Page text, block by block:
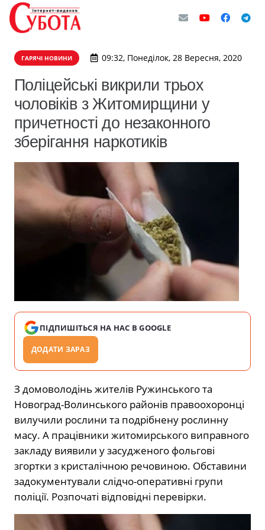
ГАРЯЧІ НОВИНИ 09:32, Понеділок, 28 Вересня, 2020
Поліцейські викрили трьох
чоловіків з Житомирщини у
причетності до незаконного
зберігання наркотиків
ПІДПИШІТЬСЯ НА НАС В GOOGLE
ДОДАТИ ЗАРАЗ
З домоволодінь жителів Ружинського та
Новоград-Волинського районів правоохоронці
вилучили рослини та подрібнену рослинну
масу. А працівники житомирського виправного
закладу виявили у засудженого фольгові
згортки з кристалічною речовиною. Обставини
задокументували слідчо-оперативні групи
поліції. Розпочаті відповідні перевірки.